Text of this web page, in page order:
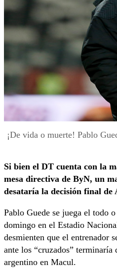
¡De vida o muerte! Pablo
Si bien el DT cuenta con la
mesa directiva de ByN, un
desataría la decisión final de
Pablo Guede se juega el todo
domingo en el Estadio
desmienten que el entrenador
ante los “cruzados”
argentino en Macul.